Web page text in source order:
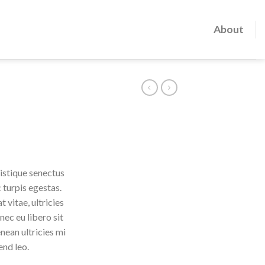
About
senectus
egestas.
vitae, ultricies
eu libero sit
ultricies mi
leo.